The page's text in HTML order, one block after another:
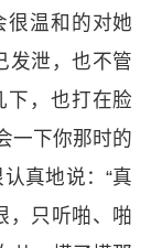
很温和的对她
发泄，也不管
下，也打在脸
一下你那时的
真地说：“真
，只听啪、啪